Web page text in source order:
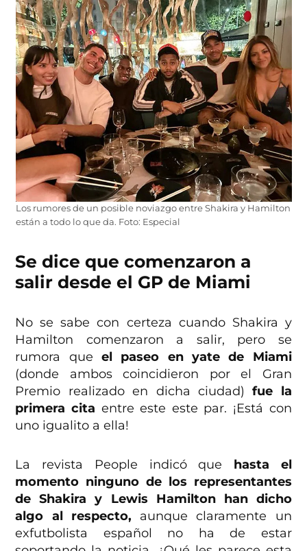
Los rumores de un posible noviazgo entre Shakira y Hamilton
están a todo lo que da. Foto: Especial
Se dice que comenzaron a
salir desde el GP de Miami
No se sabe con certeza cuando Shakira y
Hamilton comenzaron a salir, pero se
rumora queel paseo en yate de Miami
(donde ambos coincidieron por el Gran
Premio realizado en dicha ciudad) fue la
primera cita entre este este par. ¡Está con
uno igualito a ella!
La revista People indicó que hasta el
momento ninguno de los representantes
de Shakira y Lewis Hamilton han dicho
algo al respecto, aunque claramente un
exfutbolista español no ha de estar